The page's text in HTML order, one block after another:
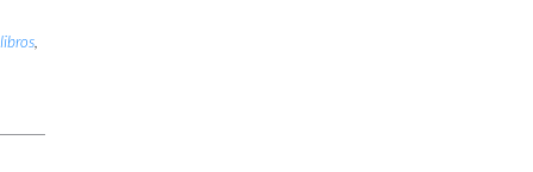
libros